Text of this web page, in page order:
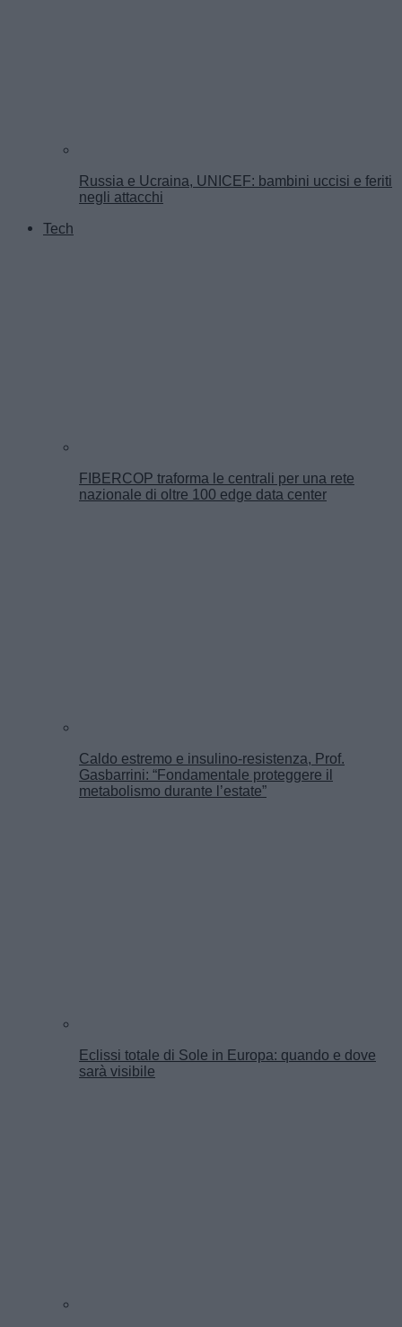
Russia e Ucraina, UNICEF: bambini uccisi e feriti
negli attacchi
Tech
FIBERCOP traforma le centrali per una rete
nazionale di oltre 100 edge data center
Caldo estremo e insulino-resistenza, Prof.
Gasbarrini: “Fondamentale proteggere il
metabolismo durante l’estate”
Eclissi totale di Sole in Europa: quando e dove
sarà visibile